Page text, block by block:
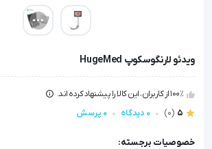
ویدئو لارنگوسکوپ HugeMed
100٪ از کاربران، این کالا را پیشنهاد کرده اند.
5
(0) 0 دیدگاه 0 پرسش
خصوصیات برجسته: